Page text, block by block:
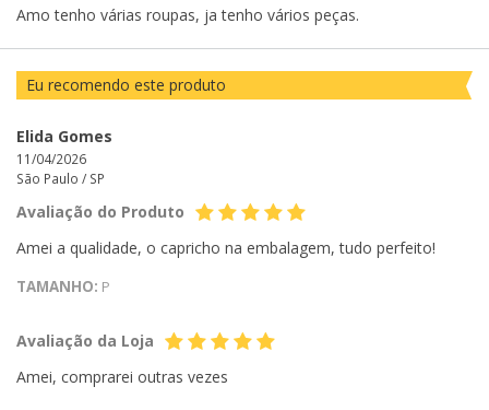
Amo tenho várias roupas, ja tenho vários peças.
Eu recomendo este produto
Elida Gomes
11/04/2026
São Paulo / SP
Avaliação do Produto
Amei a qualidade, o capricho na embalagem, tudo perfeito!
TAMANHO: P
Avaliação da Loja
Amei, comprarei outras vezes